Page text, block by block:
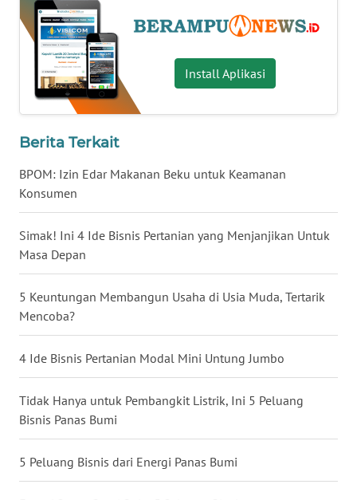
Install Aplikasi
Berita Terkait
BPOM: Izin Edar Makanan Beku untuk Keamanan
Konsumen
Simak! Ini 4 Ide Bisnis Pertanian yang Menjanjikan Untuk
Masa Depan
5 Keuntungan Membangun Usaha di Usia Muda, Tertarik
Mencoba?
4 Ide Bisnis Pertanian Modal Mini Untung Jumbo
Tidak Hanya untuk Pembangkit Listrik, Ini 5 Peluang
Bisnis Panas Bumi
5 Peluang Bisnis dari Energi Panas Bumi
KALTENG
WN
KALTARA
WN
KALTIM
SULSEL
GORONTALO
SULUT
WN
MALUKU
WN